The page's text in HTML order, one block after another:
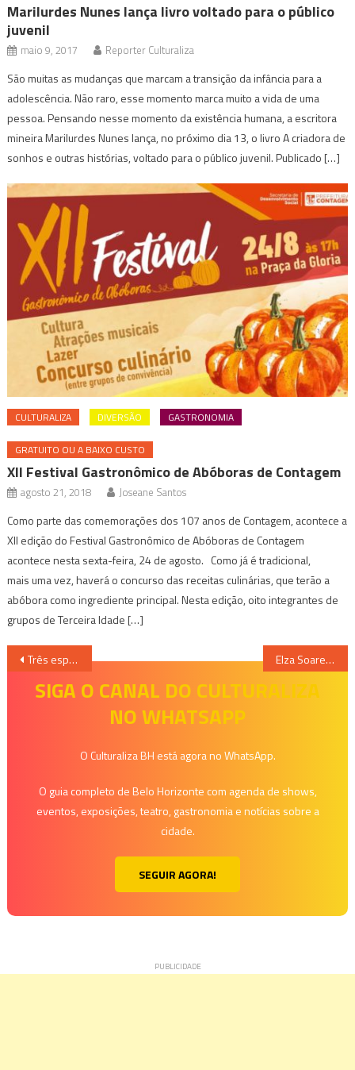
Marilurdes Nunes lança livro voltado para o público
juvenil
maio 9, 2017 Reporter Culturaliza
São muitas as mudanças que marcam a transição da infância para a
adolescência. Não raro, esse momento marca muito a vida de uma
pessoa. Pensando nesse momento da existência humana, a escritora
mineira Marilurdes Nunes lança, no próximo dia 13, o livro A criadora de
sonhos e outras histórias, voltado para o público juvenil. Publicado […]
CULTURALIZA DIVERSÃO GASTRONOMIA
GRATUITO OU A BAIXO CUSTO
XII Festival Gastronômico de Abóboras de Contagem
agosto 21, 2018 Joseane Santos
Como parte das comemorações dos 107 anos de Contagem, acontece a
XII edição do Festival Gastronômico de Abóboras de Contagem
acontece nesta sexta-feira, 24 de agosto. Como já é tradicional,
mais uma vez, haverá o concurso das receitas culinárias, que terão a
abóbora como ingrediente principal. Nesta edição, oito integrantes de
grupos de Terceira Idade […]
Navegação
Três espaços com bastante personalidade em BH; confira Elza Soares apresenta “Deus é Mulher” neste final de semana em BH
SIGA O CANAL DO CULTURALIZA
NO WHATSAPP
O Culturaliza BH está agora no WhatsApp.
O guia completo de Belo Horizonte com agenda de shows,
eventos, exposições, teatro, gastronomia e notícias sobre a
cidade.
SEGUIR AGORA!